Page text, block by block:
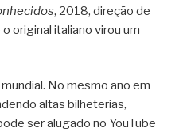
, 2018, direção de
original italiano virou um
No mesmo ano em
altas bilheterias,
ser alugado no YouTube